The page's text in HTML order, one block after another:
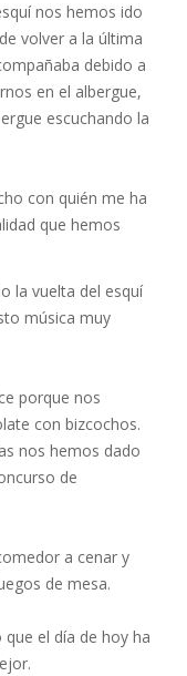
nos hemos ido
volver a la última
debido a
en el albergue,
escuchando la
con quién me ha
que hemos
la vuelta del esquí
música muy
porque nos
con bizcochos.
nos hemos dado
de
a cenar y
de mesa.
el día de hoy ha